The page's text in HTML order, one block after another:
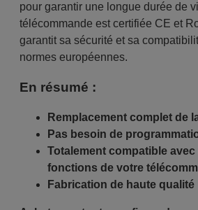
pour garantir une longue durée de
télécommande est certifiée CE et
garantit sa sécurité et sa
normes européennes.
En résumé :
Remplacement complet de
Pas besoin de
Totalement compatible
fonctions de votre
Fabrication de haute qualité